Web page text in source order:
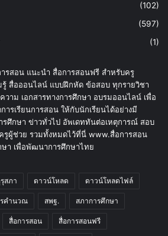
(102)
(597)
(1)
รสอน แนะนำ สื่อการสอนฟรี สำหรับครู
รู้ สื่อออนไลน์ แบบฝึกหัด ข้อสอบ ทุกรายวิชา
วาม เอกสารทางการศึกษา อบรมออนไลน์ เพื่อ
ารเรียนการสอน ให้กับนักเรียนได้อย่างมี
ศึกษา ข่าวทั่วไป อัพเดททันต่อเหตุการณ์ สอบ
รูผู้ช่วย รวมทั้งหมดไว้ที่นี่ www.สื่อการสอน
ษา เพื่อพัฒนาการศึกษาไทย
สภา ดาวน์โหลด ดาวน์โหลดไฟล์
คำนวณ สพฐ. สภาการศึกษา
สื่อการสอน สื่อการสอนฟรี